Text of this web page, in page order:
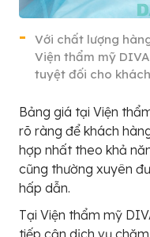
Với chất lượng
Viện thẩm mỹ
tuyệt đối cho
Bảng giá tại Viện
rõ ràng để khách
hợp nhất theo khả
cũng thường xuyên
hấp dẫn.
Tại Viện thẩm mỹ